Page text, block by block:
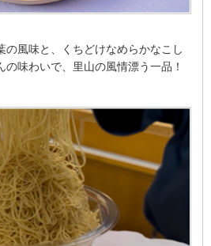
の風味と、くちどけなめらかなこし
味わいで、里山の風情漂う一品！